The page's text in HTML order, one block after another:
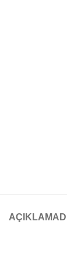
AÇIKLAMA